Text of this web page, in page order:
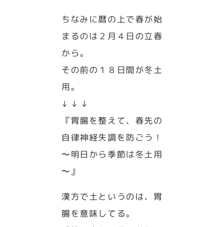
ちなみに暦の上で春が始
まるのは２月４日の立春
から。
その前の１８日間が冬土
用。
↓ ↓ ↓
『胃腸を整えて、春先の
自律神経失調を防ごう！
〜明日から季節は冬土用
〜』
漢方で土というのは、胃
腸を意味してる。